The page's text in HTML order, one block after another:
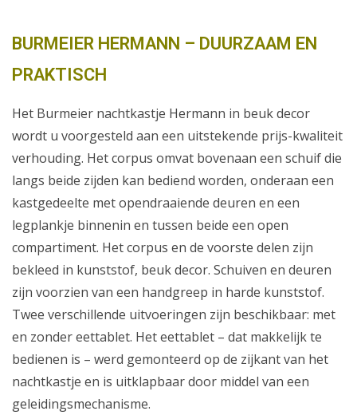
BURMEIER HERMANN – DUURZAAM EN
PRAKTISCH
Het Burmeier nachtkastje Hermann in beuk decor
wordt u voorgesteld aan een uitstekende prijs-kwaliteit
verhouding. Het corpus omvat bovenaan een schuif die
langs beide zijden kan bediend worden, onderaan een
kastgedeelte met opendraaiende deuren en een
legplankje binnenin en tussen beide een open
compartiment. Het corpus en de voorste delen zijn
bekleed in kunststof, beuk decor. Schuiven en deuren
zijn voorzien van een handgreep in harde kunststof.
Twee verschillende uitvoeringen zijn beschikbaar: met
en zonder eettablet. Het eettablet – dat makkelijk te
bedienen is – werd gemonteerd op de zijkant van het
nachtkastje en is uitklapbaar door middel van een
geleidingsmechanisme.